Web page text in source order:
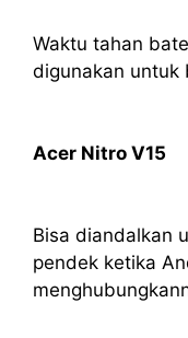
Waktu tahan
digunakan untuk
Acer Nitro V15
Bisa diandalkan
pendek ketika